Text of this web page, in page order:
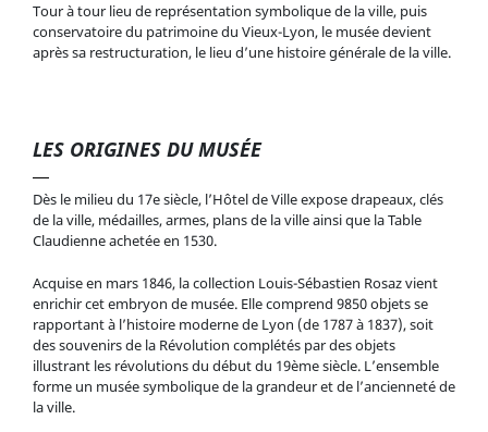
Tour à tour lieu de représentation symbolique de la ville, puis
conservatoire du patrimoine du Vieux-Lyon, le musée devient
après sa restructuration, le lieu d’une histoire générale de la ville.
LES ORIGINES DU MUSÉE
Dès le milieu du 17e siècle, l’Hôtel de Ville expose drapeaux, clés
de la ville, médailles, armes, plans de la ville ainsi que la Table
Claudienne achetée en 1530.
Acquise en mars 1846, la collection Louis-Sébastien Rosaz vient
enrichir cet embryon de musée. Elle comprend 9850 objets se
rapportant à l’histoire moderne de Lyon (de 1787 à 1837), soit
des souvenirs de la Révolution complétés par des objets
illustrant les révolutions du début du 19ème siècle. L’ensemble
forme un musée symbolique de la grandeur et de l’ancienneté de
la ville.